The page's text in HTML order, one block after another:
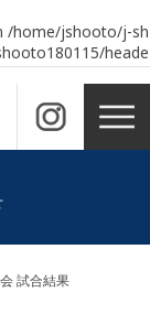
/home/jshooto/j-sh
heade
試合結果